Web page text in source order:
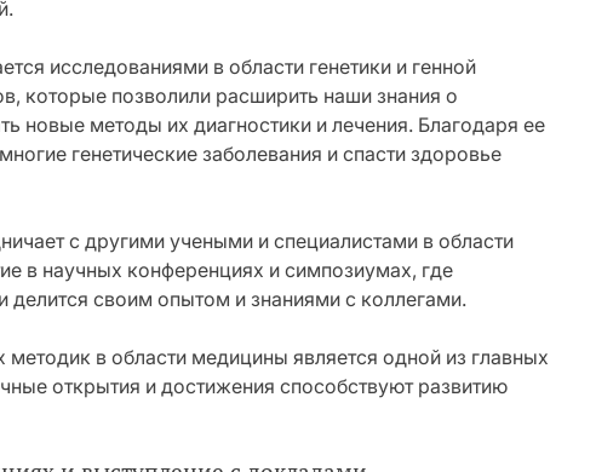
исследованиями в области генетики и генной
которые позволили расширить наши знания о
новые методы их диагностики и лечения. Благодаря ее
генетические заболевания и спасти здоровье
с другими учеными и специалистами в области
в научных конференциях и симпозиумах, где
делится своим опытом и знаниями с коллегами.
в области медицины является одной из главных
открытия и достижения способствуют развитию